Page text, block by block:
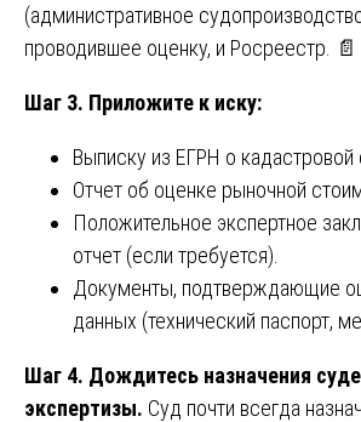
(административное
проводившее оценку, и Росреестр. 📄
Шаг 3. Приложите к иску:
Выписку из ЕГРН о кадастровой
Отчет об оценке рыночной
Положительное экспертное
отчет (если требуется).
Документы, подтверждающие
данных (технический паспорт,
Шаг 4. Дождитесь назначения
экспертизы. Суд почти всегда